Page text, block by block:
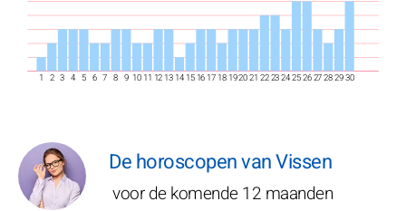
1 2 3 4 5 6 7 8 9 10 11 12 13 14 15 16 17 18 192021 222324252627282930
De horoscopen van Vissen
voor de komende 12 maanden